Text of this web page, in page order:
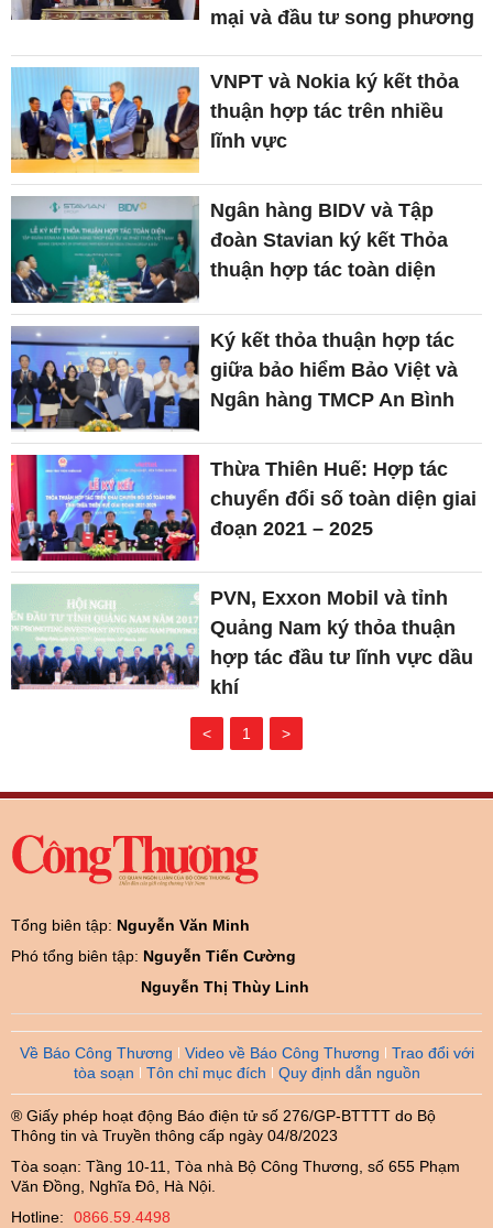
mại và đầu tư song phương
VNPT và Nokia ký kết thỏa
thuận hợp tác trên nhiều
lĩnh vực
Ngân hàng BIDV và Tập
đoàn Stavian ký kết Thỏa
thuận hợp tác toàn diện
Ký kết thỏa thuận hợp tác
giữa bảo hiểm Bảo Việt và
Ngân hàng TMCP An Bình
Thừa Thiên Huế: Hợp tác
chuyển đổi số toàn diện giai
đoạn 2021 – 2025
PVN, Exxon Mobil và tỉnh
Quảng Nam ký thỏa thuận
hợp tác đầu tư lĩnh vực dầu
khí
< 1 >
Tổng biên tập: Nguyễn Văn Minh
Phó tổng biên tập: Nguyễn Tiến Cường
Nguyễn Thị Thùy Linh
Về Báo Công Thương Video về Báo Công Thương
Trao đổi với
tòa soạn
Tôn chỉ mục đích Quy định dẫn nguồn
® Giấy phép hoạt động Báo điện tử số 276/GP-BTTTT do Bộ
Thông tin và Truyền thông cấp ngày 04/8/2023
Tòa soạn: Tầng 10-11, Tòa nhà Bộ Công Thương, số 655 Phạm
Văn Đồng, Nghĩa Đô, Hà Nội.
Hotline:
0866.59.4498